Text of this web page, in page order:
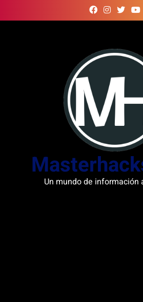
to
Un mundo de información